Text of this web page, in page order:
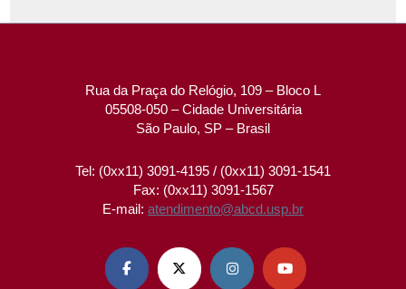
Rua da Praça do Relógio, 109 – Bloco L
05508-050 – Cidade Universitária
São Paulo, SP – Brasil
Tel: (0xx11) 3091-4195 / (0xx11) 3091-1541
Fax: (0xx11) 3091-1567
E-mail: atendimento@abcd.usp.br
   